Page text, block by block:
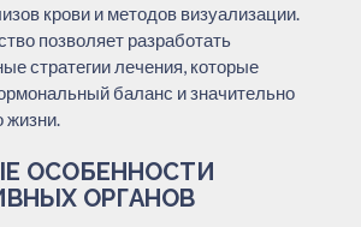
крови и методов визуализации.
позволяет разработать
стратегии лечения, которые
баланс и значительно
жизни.
ОСОБЕННОСТИ
ОРГАНОВ